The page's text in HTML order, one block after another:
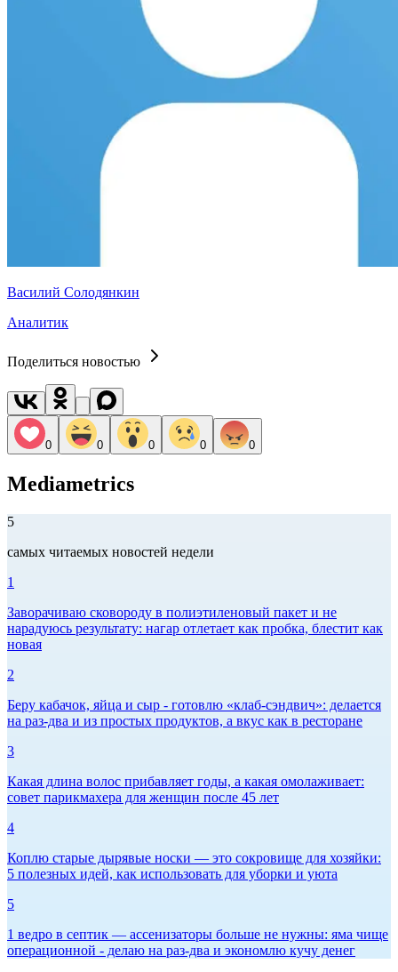
Василий Солодянкин
Аналитик
Поделиться новостью
0 0 0 0 0
Mediametrics
5
самых читаемых новостей недели
1
Заворачиваю сковороду в полиэтиленовый пакет и не
нарадуюсь результату: нагар отлетает как пробка, блестит как
новая
2
Беру кабачок, яйца и сыр - готовлю «клаб-сэндвич»: делается
на раз-два и из простых продуктов, а вкус как в ресторане
3
Какая длина волос прибавляет годы, а какая омолаживает:
совет парикмахера для женщин после 45 лет
4
Коплю старые дырявые носки — это сокровище для хозяйки:
5 полезных идей, как использовать для уборки и уюта
5
1 ведро в септик — ассенизаторы больше не нужны: яма чище
операционной - делаю на раз-два и экономлю кучу денег